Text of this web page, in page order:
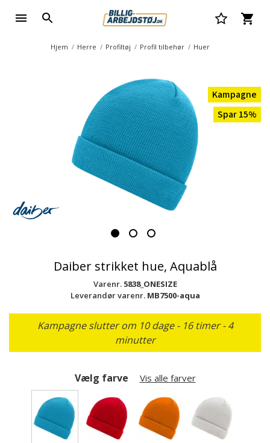
Hjem Herre Profiltøj Profil tilbehør Huer
Kampagne
Spar 15%
Daiber strikket hue, Aquablå
Varenr. 5838_ONESIZE
Leverandør varenr. MB7500-aqua
Kampagne slutter om 10 dage - 16 timer - 4
minutter
Vælg farve Vis alle farver